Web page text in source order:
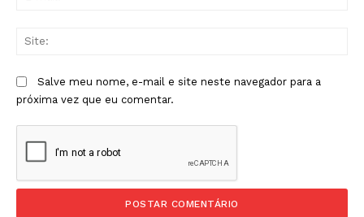
Salve meu nome, e-mail e site neste navegador para a
próxima vez que eu comentar.